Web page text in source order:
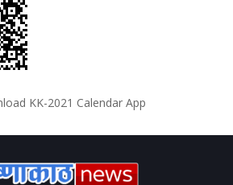
KK-2021 Calendar App